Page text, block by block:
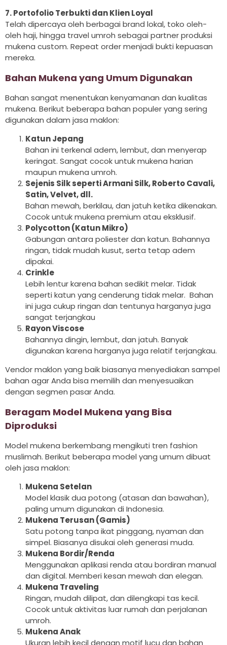
7. Portofolio Terbukti dan Klien Loyal
Telah dipercaya oleh berbagai brand lokal, toko oleh-
oleh haji, hingga travel umroh sebagai partner produksi
mukena custom. Repeat order menjadi bukti kepuasan
mereka.
Bahan Mukena yang Umum Digunakan
Bahan sangat menentukan kenyamanan dan kualitas
mukena. Berikut beberapa bahan populer yang sering
digunakan dalam jasa maklon:
Katun Jepang
Bahan ini terkenal adem, lembut, dan menyerap
keringat. Sangat cocok untuk mukena harian
maupun mukena umroh.
Sejenis Silk seperti Armani Silk, Roberto Cavali,
Satin, Velvet, dll.
Bahan mewah, berkilau, dan jatuh ketika dikenakan.
Cocok untuk mukena premium atau eksklusif.
Polycotton (Katun Mikro)
Gabungan antara poliester dan katun. Bahannya
ringan, tidak mudah kusut, serta tetap adem
dipakai.
Crinkle
Lebih lentur karena bahan sedikit melar. Tidak
seperti katun yang cenderung tidak melar. Bahan
ini juga cukup ringan dan tentunya harganya juga
sangat terjangkau
Rayon Viscose
Bahannya dingin, lembut, dan jatuh. Banyak
digunakan karena harganya juga relatif terjangkau.
Vendor maklon yang baik biasanya menyediakan sampel
bahan agar Anda bisa memilih dan menyesuaikan
dengan segmen pasar Anda.
Beragam Model Mukena yang Bisa
Diproduksi
Model mukena berkembang mengikuti tren fashion
muslimah. Berikut beberapa model yang umum dibuat
oleh jasa maklon:
Mukena Setelan
Model klasik dua potong (atasan dan bawahan),
paling umum digunakan di Indonesia.
Mukena Terusan (Gamis)
Satu potong tanpa ikat pinggang, nyaman dan
simpel. Biasanya disukai oleh generasi muda.
Mukena Bordir/Renda
Menggunakan aplikasi renda atau bordiran manual
dan digital. Memberi kesan mewah dan elegan.
Mukena Traveling
Ringan, mudah dilipat, dan dilengkapi tas kecil.
Cocok untuk aktivitas luar rumah dan perjalanan
umroh.
Mukena Anak
Ukuran lebih kecil dengan motif lucu dan bahan